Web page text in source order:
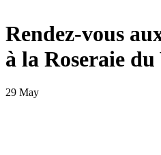
Rendez-vous
à la Roseraie
29 May